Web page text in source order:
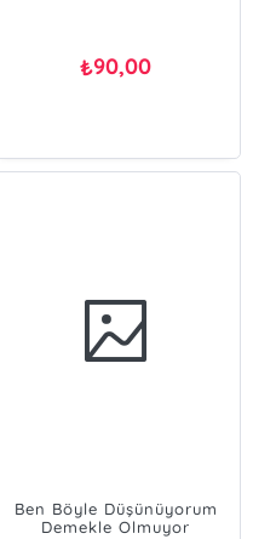
₺90,00
Ben Böyle Düşünüyorum
Demekle Olmuyor